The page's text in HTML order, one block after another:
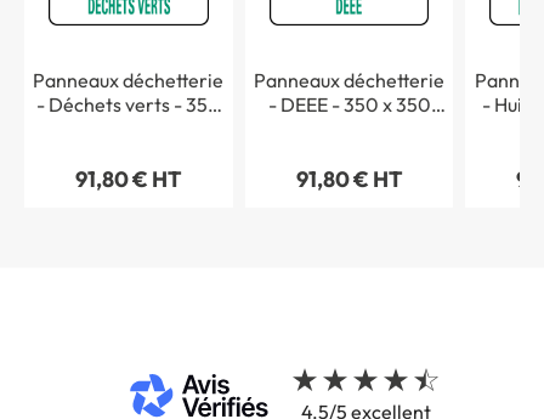
Panneaux déchetterie
- Déchets verts - 350
91,80 € HT
Panneaux déchetterie
- DEEE - 350 x 350
91,80 € HT
-
4.5/5 excellent